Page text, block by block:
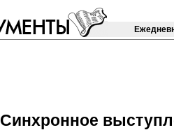
Синхронное